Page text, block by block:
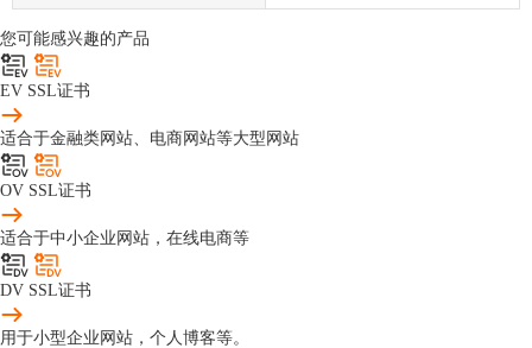
您可能感兴趣的产品
EV SSL证书
适合于金融类网站、电商网站等大型网站
OV SSL证书
适合于中小企业网站，在线电商等
DV SSL证书
用于小型企业网站，个人博客等。